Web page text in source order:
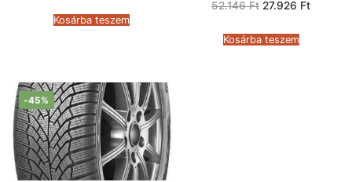
57.747 Ft.
Kosárba teszem
52.146Ft Original
52.146 Ft.
27.926 FtCurrent
Kosárba teszem
-45%